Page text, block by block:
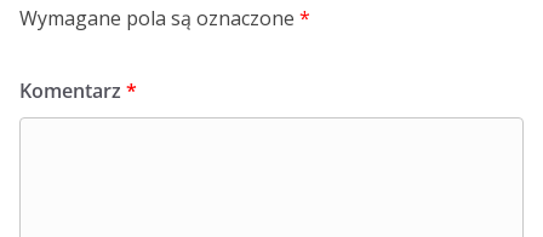
Wymagane pola są oznaczone *
Komentarz *